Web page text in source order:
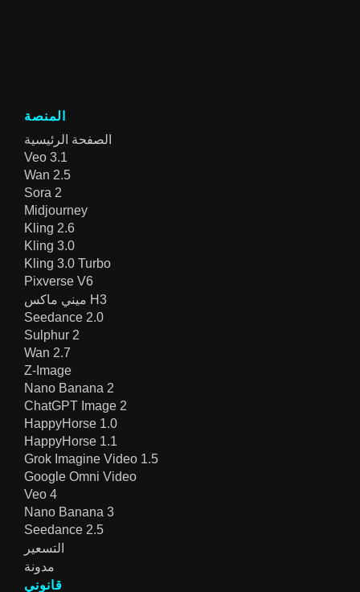
المنصة
الصفحة الرئيسية
Veo 3.1
Wan 2.5
Sora 2
Midjourney
Kling 2.6
Kling 3.0
Kling 3.0 Turbo
Pixverse V6
ميني ماكس H3
Seedance 2.0
Sulphur 2
Wan 2.7
Z-Image
Nano Banana 2
ChatGPT Image 2
HappyHorse 1.0
HappyHorse 1.1
Grok Imagine Video 1.5
Google Omni Video
Veo 4
Nano Banana 3
Seedance 2.5
التسعير
مدونة
قانوني